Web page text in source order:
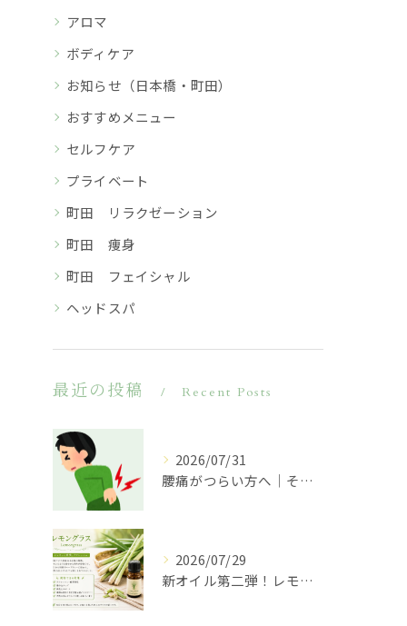
アロマ
ボディケア
お知らせ（日本橋・町田）
おすすめメニュー
セルフケア
プライベート
町田 リラクゼーション
町田 痩身
町田 フェイシャル
ヘッドスパ
最近の投稿 Recent Posts
2026/07/31
腰痛がつらい方へ｜その原因は腰だけではないかもしれません
2026/07/29
新オイル第二弾！レモングラスのご紹介♪